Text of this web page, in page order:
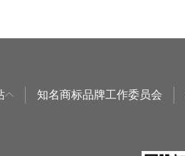
知名商标品牌工作委员会